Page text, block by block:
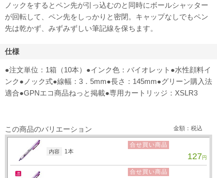
ノックをするとペン先が引っ込むのと同時にボールシャッター
が回転して、ペン先をしっかりと密閉。キャップなしでもペン
先は乾かず、みずみずしい筆記線を保ちます。
仕様
●注文単位：1箱（10本）●インク色：バイオレット●水性顔料イ
ンク●ノック式●線幅：3．5mm●長さ：145mm●グリーン購入法
適合●GPNエコ商品ねっと掲載●専用カートリッジ：XSLR3
この商品のバリエーション 金額：税込
内容 1本
合せ買い商品
127円
合せ買い商品